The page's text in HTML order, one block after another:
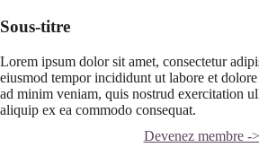
Sous-titre
Lorem ipsum dolor sit amet, consectetur
eiusmod tempor incididunt ut labore et
ad minim veniam, quis nostrud exercitation
aliquip ex ea commodo consequat.
Devenez membre ->